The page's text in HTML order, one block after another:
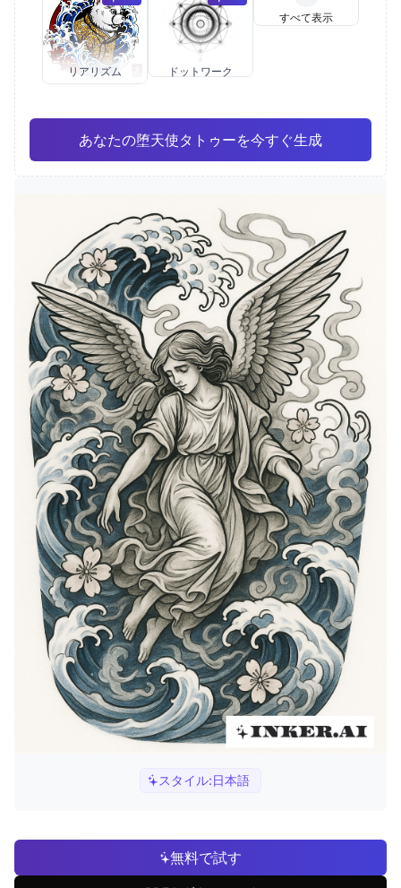
スタイル:日本語
リアリズム ドットワーク
すべて表示
あなたの堕天使タトゥーを今すぐ生成
無料で試す